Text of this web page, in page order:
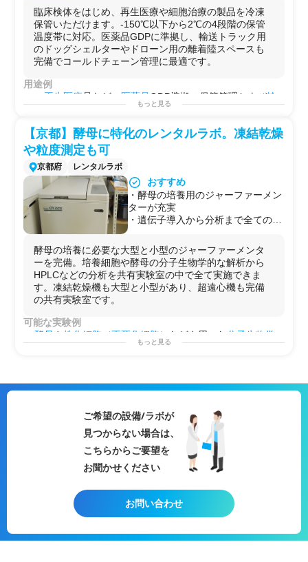
備も充実
・輸送管理の委託が可能
・-150℃以下から2℃の4段階の保管
温度帯に対応
・自家発電装置も完備で停電などの
リスク管理も徹底
臨床検体をはじめ、再生医療や細胞治療の製品を冷凍
保管いただけます。-150℃以下から2℃の4段階の保管
温度帯に対応。医薬品GDPに準拠し、輸送トラック用
のドッグシェルターやドローン用の離着陸スペースも
完備でコールドチェーン管理に最適です。
用途例
再生医療 品などの医薬品 GDP準拠の保管管理および輸
もっと見る
【京都】酵母に特化のレンタルラボ。凍結乾燥
や粒度測定も可
京都府 レンタルラボ
おすすめ
・酵母の培養用のジャーファーメン
ターが充実
・遺伝子導入から分析まで全ての解
・凍結乾燥機、超遠心機、粒度分布
計など関連機器も充実
・廃液の処理も施設で対応可
酵母の培養に必要な大型と小型のジャーファーメンタ
ーを完備。培養細胞や酵母の分子生物学的な解析から
HPLCなどの分析を共有実験室の中で全て実施できま
す。凍結乾燥機も大型と小型があり、超遠心機も完備
の共有実験室です。
可能な実験例
酵母 や 株化細胞 （不死化細胞）などを用いた
分子生物学
学的または生化学
スアッセイ/アガロースゲル電気泳動/核酸抽出/RNA抽
in vitro試験/プレートベースアッセイ
ライブラリー調
遺伝子組み換え/遺伝子編集(CRISPR-Cas9)
ウン実験(siRNA導入)/粒度解析/粒度分布測定/
の定量解析/他
を用いたエクソソームなどの 製品 開発の基礎
培養上清 エクソソーム の
・第2のラボとして！
プロジェクトを始める前の予備実験などに！
・自社で行えないサイドプロジェクトを行う場としての
もっと見る
ご希望の設備/ラボが
見つからない場合は、
こちらからご要望を
お聞かせください
お問い合わせ